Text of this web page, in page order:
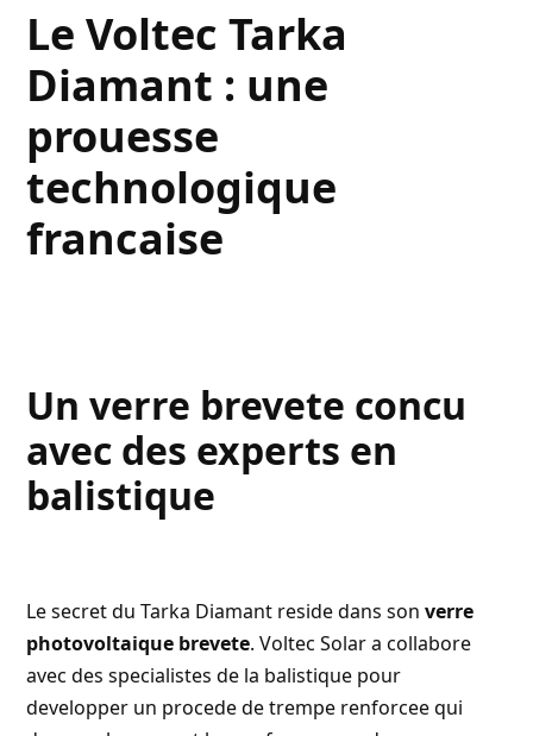
Le Voltec Tarka
Diamant : une
prouesse
technologique
francaise
Un verre brevete concu
avec des experts en
balistique
Le secret du Tarka Diamant reside dans sonverre
photovoltaique brevete.Voltec Solara collabore
avec des specialistes de la balistique pour
developper un procede de trempe renforcee qui